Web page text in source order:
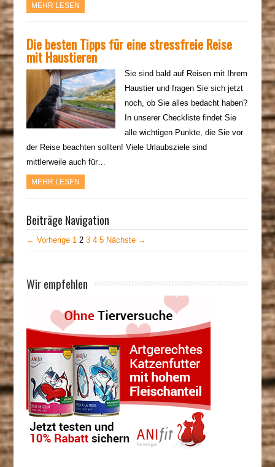
MEHR LESEN
Die besten Tipps für eine stressfreie Reise
mit Haustieren
Sie sind bald auf Reisen mit Ihrem
Haustier und fragen Sie sich jetzt
noch, ob Sie alles bedacht haben?
In unserer Checkliste findet Sie
alle wichtigen Punkte, die Sie vor
der Reise beachten sollten! Viele Urlaubsziele sind
mittlerweile auch für…
MEHR LESEN
Beiträge Navigation
← Vorherige 1 2 3 4 5 Nächste →
Wir empfehlen